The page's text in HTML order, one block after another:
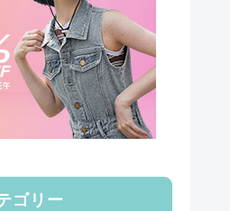
ゴリー